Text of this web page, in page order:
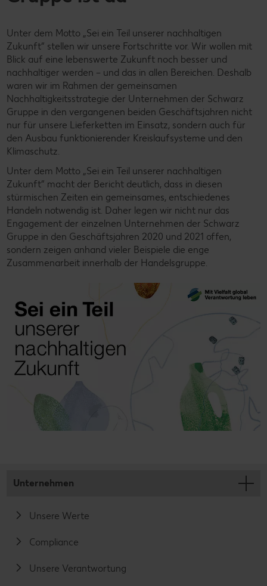
Unter dem Motto „Sei ein Teil unserer nachhaltigen
Zukunft“ stellen wir unsere Fortschritte vor. Wir wollen mit
Blick auf eine lebenswerte Zukunft noch besser und
nachhaltiger werden – und das in allen Bereichen. Deshalb
waren wir im Rahmen der gemeinsamen
Nachhaltigkeitsstrategie der Unternehmen der Schwarz
Gruppe in den vergangenen beiden Geschäftsjahren nicht
nur für unsere Lieferketten im Einsatz, sondern auch für
den Ausbau funktionierender Kreislaufsysteme und den
Klimaschutz.
​Unter dem Motto „Sei ein Teil unserer nachhaltigen
Zukunft“ macht der Bericht deutlich, dass in diesen
stürmischen Zeiten ein gemeinsames, entschiedenes
Handeln notwendig ist. Daher legen wir nicht nur das
Engagement der einzelnen Unternehmen der Schwarz
Gruppe in den Geschäftsjahren 2020 und 2021 offen,
sondern zeigen anhand vieler Beispiele die enge
Zusammenarbeit innerhalb der Handelsgruppe.
Unternehmen
Unsere Werte
Compliance
Unsere Verantwortung